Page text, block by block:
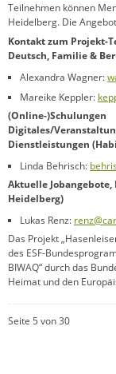
Teilnehmen können
Heidelberg. Die
Kontakt zum Projekt-
Deutsch, Familie &
Alexandra Wagner:
Mareike Keppler:
(Online-)Schulungen
Digitales/
Dienstleistungen
Linda Behrisch:
Aktuelle
Heidelberg)
Lukas Renz:
Das Projekt
des ESF-
BIWAQ“ durch das
Heimat und den
Seite 5 von 30